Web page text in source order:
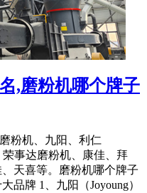
,磨粉机哪个牌子
粉机、九阳、利仁
荣事达磨粉机、康佳、拜
天喜等。磨粉机哪个牌子
品牌 1、九阳（Joyoung）